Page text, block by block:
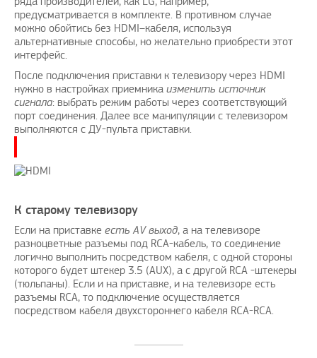
предусматривается в комплекте. В противном случае
можно обойтись без HDMI–кабеля, используя
альтернативные способы, но желательно приобрести этот
интерфейс.
После подключения приставки к телевизору через HDMI
нужно в настройках приемника изменить источник
сигнала: выбрать режим работы через соответствующий
порт соединения. Далее все манипуляции с телевизором
выполняются с ДУ-пульта приставки.
К старому телевизору
Если на приставке естьAVвыход, а на телевизоре
разноцветные разъемы под RCA-кабель, то соединение
логично выполнить посредством кабеля, с одной стороны
которого будет штекер 3.5 (AUX), а с другой RCA -штекеры
(тюльпаны). Если и на приставке, и на телевизоре есть
разъемы RCA, то подключение осуществляется
посредством кабеля двухстороннего кабеля RCA-RCA.